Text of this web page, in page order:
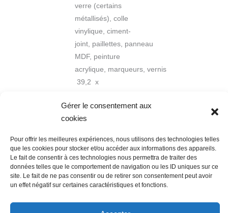
Gérer le consentement aux
cookies
Pour offrir les meilleures expériences, nous utilisons des technologies telles
que les cookies pour stocker et/ou accéder aux informations des appareils.
Le fait de consentir à ces technologies nous permettra de traiter des
données telles que le comportement de navigation ou les ID uniques sur ce
site. Le fait de ne pas consentir ou de retirer son consentement peut avoir
un effet négatif sur certaines caractéristiques et fonctions.
verre (certains
métallisés), colle
vinylique, ciment-
joint, paillettes, panneau
MDF, peinture
acrylique, marqueurs, vernis
39,2 x
Nous contacter
Conditions Générales de Ventes
Politique de confidentialité
Mentions légales
Mot de passe perdu
Newsletter Politique de cookies (UE)